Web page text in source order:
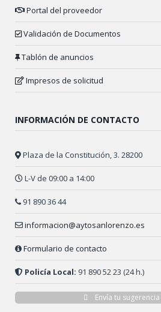
Portal del proveedor
Validación de Documentos
Tablón de anuncios
Impresos de solicitud
INFORMACIÓN DE CONTACTO
Plaza de la Constitución, 3. 28200
L-V de 09:00 a 14:00
91 890 36 44
informacion@aytosanlorenzo.es
Formulario de contacto
Policía Local: 91 890 52 23 (24 h.)
Envía tu